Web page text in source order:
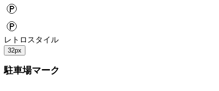
レトロスタイル
32px
駐車場マーク